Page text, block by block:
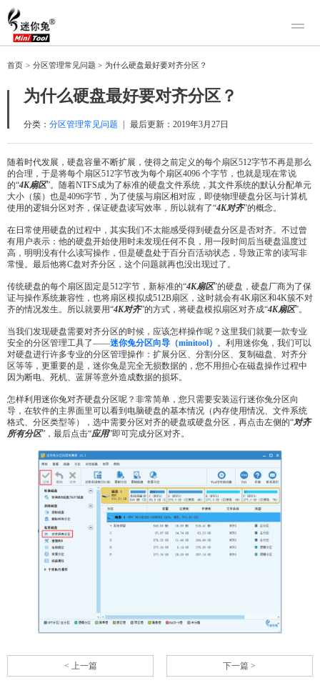
产品
迷你兔分区向导
下载
购买
帮助中心
关于我们
关于迷你兔
联系我们
首页 > 分区管理常见问题 > 为什么硬盘最好要对齐分区？
为什么硬盘最好要对齐分区？
分类： 分区管理常见问题 最后更新： 2019年3月27日
随着时代发展，硬盘容量不断扩展，使得之前定义的每个扇区512字节不再是那么
的合理，于是将每个扇区512字节改为每个扇区4096 个字节，也就是现在常说
的“4K扇区”。随着NTFS成为了标准的硬盘文件系统，其文件系统的默认分配单元
大小（簇）也是4096字节，为了使簇与扇区相对应，即使物理硬盘分区与计算机
使用的逻辑分区对齐，保证硬盘读写效率，所以就有了“4K对齐”的概念。
在日常使用硬盘的过程中，其实我们不太能感受得到硬盘分区是否对齐。不过曾
有用户表示：他的硬盘开始使用时未发现任何不良，用一段时间后当硬盘温度过
高，明明没有什么读写操作，但是硬盘处于百分百活动状态，导致正常的读写非
常慢。最后他将C盘对齐分区，这个问题就再也没出现过了。
传统硬盘的每个扇区固定是512字节，新标准的“4K扇区”的硬盘，硬盘厂商为了保
证与操作系统兼容性，也将扇区模拟成512B扇区，这时就会有4K扇区和4K簇不对
齐的情况发生。所以就要用“4K对齐”的方式，将硬盘模拟扇区对齐成“4K扇区”。
当我们发现硬盘需要对齐分区的时候，应该怎样操作呢？这里我们就要一款专业
安全的分区管理工具了——迷你兔分区向导（minitool） 。利用迷你兔，我们可以
对硬盘进行许多专业的分区管理操作：扩展分区、分割分区、复制磁盘、对齐分
区等等，更重要的是，迷你兔是完全无损数据的，您不用担心在磁盘操作过程中
因为断电、死机、蓝屏等意外造成数据的损坏。
怎样利用迷你兔对齐硬盘分区呢？非常简单，您只需要安装运行迷你兔分区向
导，在软件的主界面里可以看到电脑硬盘的基本情况（内存使用情况、文件系统
格式、分区类型等），选中需要分区对齐的硬盘或硬盘分区，再点击左侧的“对齐
所有分区”，最后点击“应用”即可完成分区对齐。
< 上一篇 下一篇 >